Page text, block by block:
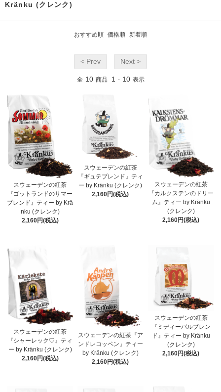
Kränku (クレンク)
おすすめ順 価格順 新着順
< Prev Next >
全 10 商品 1 - 10 表示
スウェーデンの紅茶
『ゴットランドのサマー
ブレンド』ティー by Krä
nku (クレンク)
2,160円(税込)
スウェーデンの紅茶
『ギュテブレンド』ティ
ー by Kränku (クレンク)
2,160円(税込)
スウェーデンの紅茶
『カルクステンのドリー
ム』ティー by Kränku
(クレンク)
2,160円(税込)
スウェーデンの紅茶
『シャーレック♡』ティ
ー by Kränku (クレンク)
2,160円(税込)
スウェーデンの紅茶『ア
ンドレコッペン』ティー
by Kränku (クレンク)
2,160円(税込)
スウェーデンの紅茶
『ミディーバルブレン
ド』ティー by Kränku
(クレンク)
2,160円(税込)